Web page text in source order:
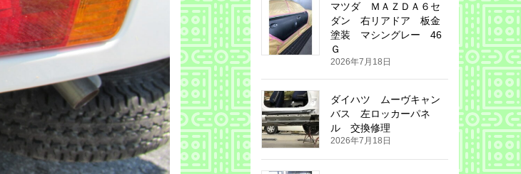
マツダ ＭＡＺＤＡ６セ
ダン 右リアドア 板金
塗装 マシングレー 46
Ｇ
2026年7月18日
ダイハツ ムーヴキャン
バス 左ロッカーパネ
ル 交換修理
2026年7月18日